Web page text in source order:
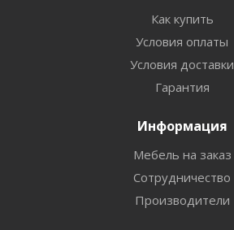
Как купить
Условия оплаты
Условия доставки
Гарантия
Информация
Мебель на заказ
Сотрудничество
Производители